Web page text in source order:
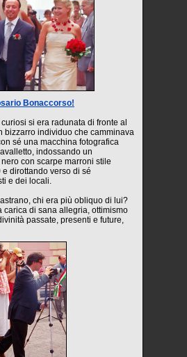
Bonaccorso!
si era radunata di fronte al
bizzarro individuo che camminava
sé una macchina fotografica
indossando un
con scarpe marroni stile
dirottando verso di sé
e dei locali.
chi era più obliquo di lui?
carica di sana allegria, ottimismo
passate, presenti e future,